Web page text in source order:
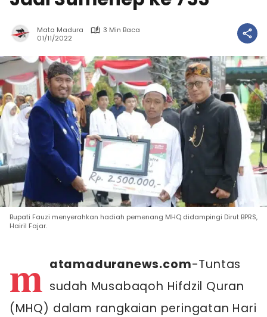
Mata Madura
3 Min Baca
01/11/2022
Bupati Fauzi menyerahkan hadiah pemenang MHQ didampingi Dirut BPRS,
Hairil Fajar.
m atamaduranews.com-Tuntas
sudah Musabaqoh Hifdzil Quran
(MHQ) dalam rangkaian peringatan Hari